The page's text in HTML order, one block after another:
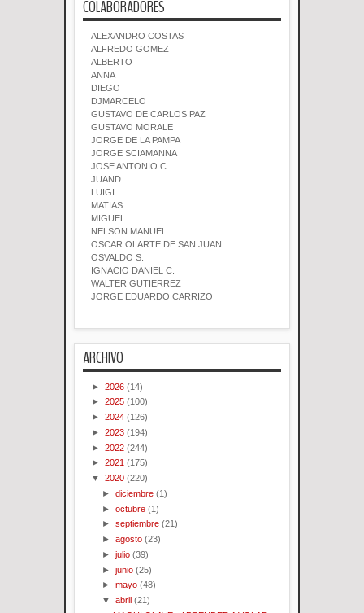
COLABORADORES
ALEXANDRO COSTAS
ALFREDO GOMEZ
ALBERTO
ANNA
DIEGO
DJMARCELO
GUSTAVO DE CARLOS PAZ
GUSTAVO MORALE
JORGE DE LA PAMPA
JORGE SCIAMANNA
JOSE ANTONIO C.
JUAND
LUIGI
MATIAS
MIGUEL
NELSON MANUEL
OSCAR OLARTE DE SAN JUAN
OSVALDO S.
IGNACIO DANIEL C.
WALTER GUTIERREZ
JORGE EDUARDO CARRIZO
ARCHIVO
► 2026 (14)
► 2025 (100)
► 2024 (126)
► 2023 (194)
► 2022 (244)
► 2021 (175)
▼ 2020 (220)
►diciembre (1)
►octubre (1)
►septiembre (21)
►agosto (23)
►julio (39)
►junio (25)
►mayo (48)
▼abril (21)